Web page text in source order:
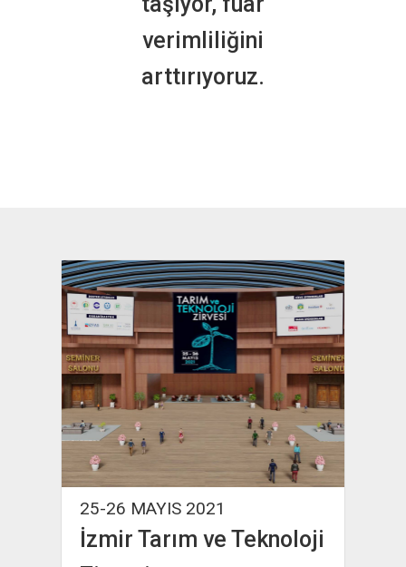
verimliliğini
arttırıyoruz.
ve Teknoloji
If Wedding